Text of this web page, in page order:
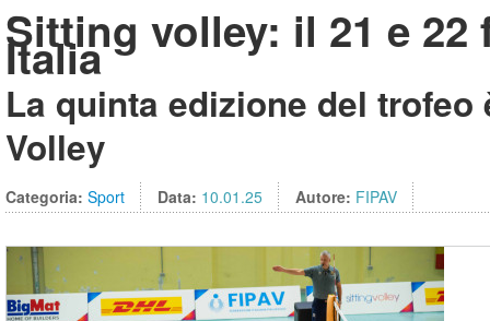
Sitting volley: il 21 e
Italia
La quinta edizione del
Volley
Categoria: Sport Data: 10.01.25 Autore: FIPAV